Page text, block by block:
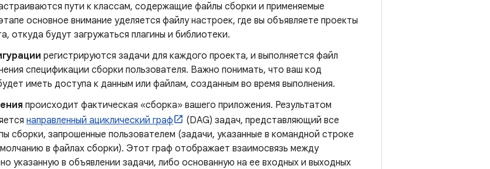
пути к классам, содержащие файлы сборки и применяемые
основное внимание уделяется файлу настроек, где вы объявляете проекты
откуда будут загружаться плагины и библиотеки.
регистрируются задачи для каждого проекта, и выполняется файл
спецификации сборки пользователя. Важно понимать, что ваш код
иметь доступа к данным или файлам, созданным во время выполнения.
происходит фактическая «сборка» вашего приложения. Результатом
направленный ациклический граф
(DAG) задач, представляющий все
сборки, запрошенные пользователем (задачи, указанные в командной строке
в файлах сборки). Этот граф отображает взаимосвязь между
указанную в объявлении задачи, либо основанную на ее входных и выходных